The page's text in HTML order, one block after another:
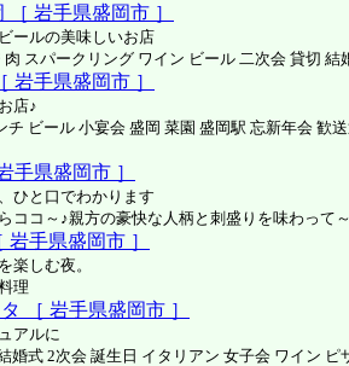
岩手県盛岡市 ］
ールの美味しいお店
スパークリング ワイン ビール 二次会 貸切 結
岩手県盛岡市 ］
店♪
ビール 小宴会 盛岡 菜園 盛岡駅 忘新年会 歓
手県盛岡市 ］
ひと口でわかります
コ～♪親方の豪快な人柄と刺盛りを味わって
手県盛岡市 ］
しむ夜。
理
［ 岩手県盛岡市 ］
アルに
式 2次会 誕生日 イタリアン 女子会 ワイン ピ